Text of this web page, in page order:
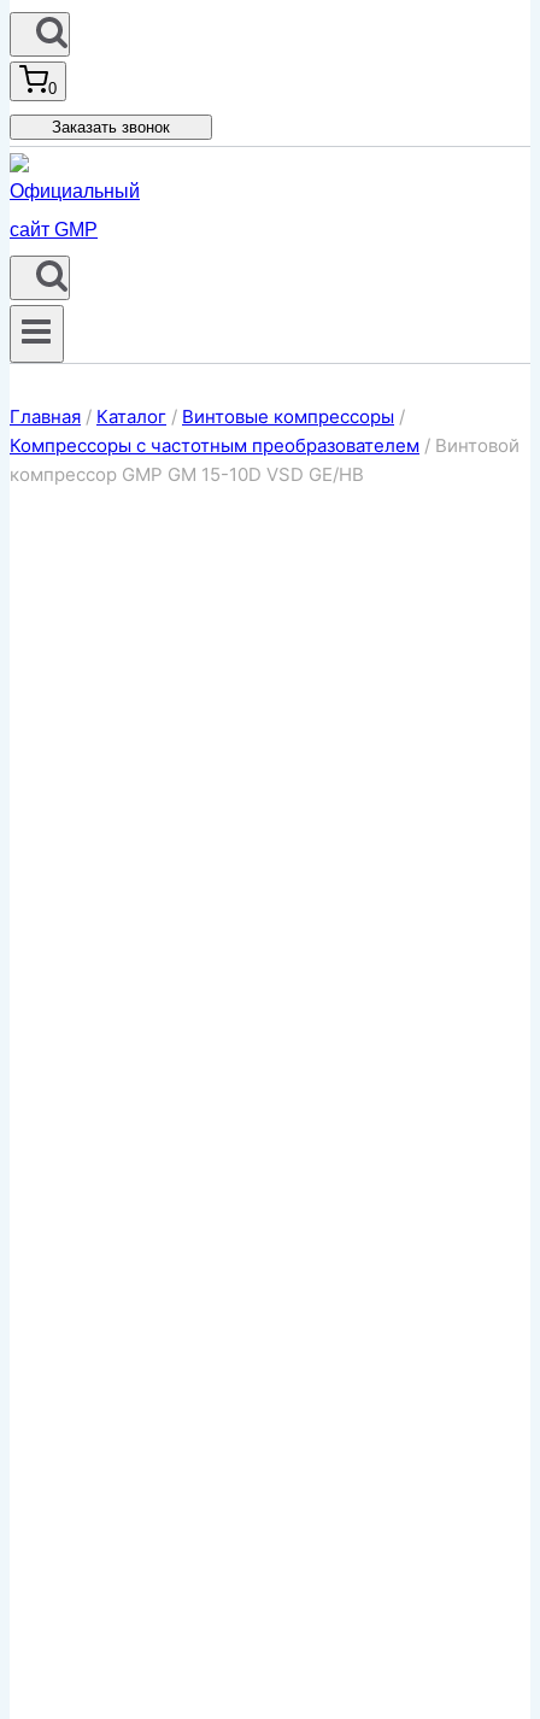
0
Заказать звонок
Главная / Каталог / Винтовые компрессоры /
Компрессоры с частотным преобразователем / Винтовой
компрессор GMP GM 15-10D VSD GE/HB